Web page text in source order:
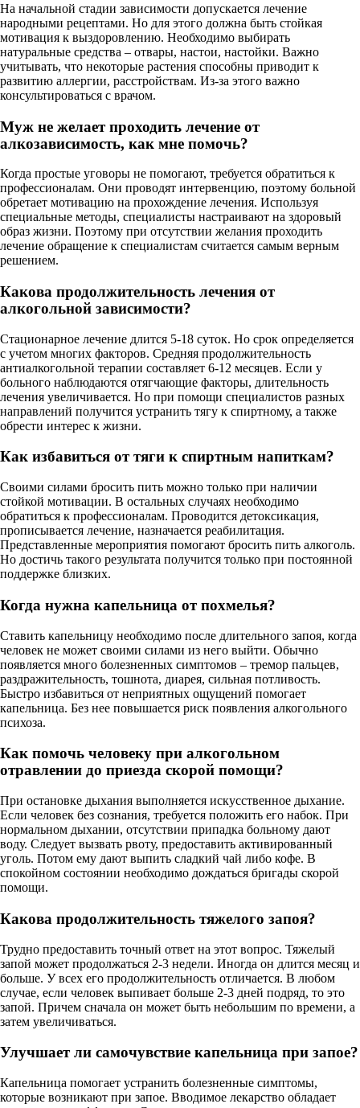
На начальной стадии зависимости допускается лечение
народными рецептами. Но для этого должна быть стойкая
мотивация к выздоровлению. Необходимо выбирать
натуральные средства – отвары, настои, настойки. Важно
учитывать, что некоторые растения способны приводит к
развитию аллергии, расстройствам. Из-за этого важно
консультироваться с врачом.
Муж не желает проходить лечение от
алкозависимость, как мне помочь?
Когда простые уговоры не помогают, требуется обратиться к
профессионалам. Они проводят интервенцию, поэтому больной
обретает мотивацию на прохождение лечения. Используя
специальные методы, специалисты настраивают на здоровый
образ жизни. Поэтому при отсутствии желания проходить
лечение обращение к специалистам считается самым верным
решением.
Какова продолжительность лечения от
алкогольной зависимости?
Стационарное лечение длится 5-18 суток. Но срок определяется
с учетом многих факторов. Средняя продолжительность
антиалкогольной терапии составляет 6-12 месяцев. Если у
больного наблюдаются отягчающие факторы, длительность
лечения увеличивается. Но при помощи специалистов разных
направлений получится устранить тягу к спиртному, а также
обрести интерес к жизни.
Как избавиться от тяги к спиртным напиткам?
Своими силами бросить пить можно только при наличии
стойкой мотивации. В остальных случаях необходимо
обратиться к профессионалам. Проводится детоксикация,
прописывается лечение, назначается реабилитация.
Представленные мероприятия помогают бросить пить алкоголь.
Но достичь такого результата получится только при постоянной
поддержке близких.
Когда нужна капельница от похмелья?
Ставить капельницу необходимо после длительного запоя, когда
человек не может своими силами из него выйти. Обычно
появляется много болезненных симптомов – тремор пальцев,
раздражительность, тошнота, диарея, сильная потливость.
Быстро избавиться от неприятных ощущений помогает
капельница. Без нее повышается риск появления алкогольного
психоза.
Как помочь человеку при алкогольном
отравлении до приезда скорой помощи?
При остановке дыхания выполняется искусственное дыхание.
Если человек без сознания, требуется положить его набок. При
нормальном дыхании, отсутствии припадка больному дают
воду. Следует вызвать рвоту, предоставить активированный
уголь. Потом ему дают выпить сладкий чай либо кофе. В
спокойном состоянии необходимо дождаться бригады скорой
помощи.
Какова продолжительность тяжелого запоя?
Трудно предоставить точный ответ на этот вопрос. Тяжелый
запой может продолжаться 2-3 недели. Иногда он длится месяц и
больше. У всех его продолжительность отличается. В любом
случае, если человек выпивает больше 2-3 дней подряд, то это
запой. Причем сначала он может быть небольшим по времени, а
затем увеличиваться.
Улучшает ли самочувствие капельница при запое?
Капельница помогает устранить болезненные симптомы,
которые возникают при запое. Вводимое лекарство обладает